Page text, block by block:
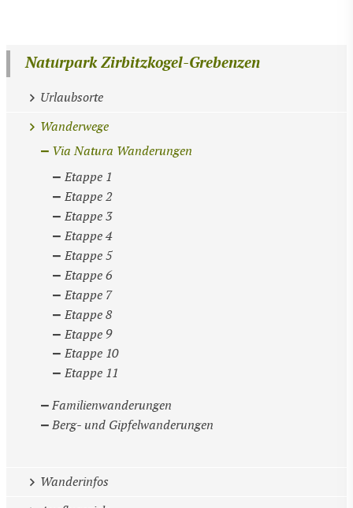
Naturpark Zirbitzkogel-Grebenzen
Urlaubsorte
Wanderwege
Via Natura Wanderungen
Etappe 1
Etappe 2
Etappe 3
Etappe 4
Etappe 5
Etappe 6
Etappe 7
Etappe 8
Etappe 9
Etappe 10
Etappe 11
Familienwanderungen
Berg- und Gipfelwanderungen
Wanderinfos